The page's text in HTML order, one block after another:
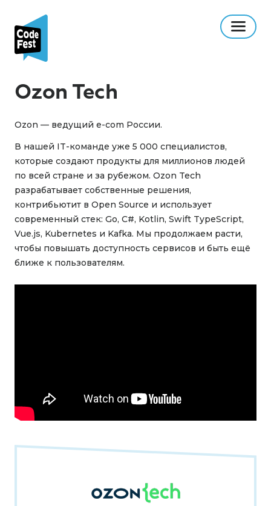
Ozon Tech
Ozon — ведущий e-com России.
В нашей IT-команде уже 5 000 специалистов,
которые создают продукты для миллионов людей
по всей стране и за рубежом. Ozon Tech
разрабатывает собственные решения,
контрибьютит в Open Source и использует
современный стек: Go, C#, Kotlin, Swift TypeScript,
Vue.js, Kubernetes и Kafka. Мы продолжаем расти,
чтобы повышать доступность сервисов и быть ещё
ближе к пользователям.